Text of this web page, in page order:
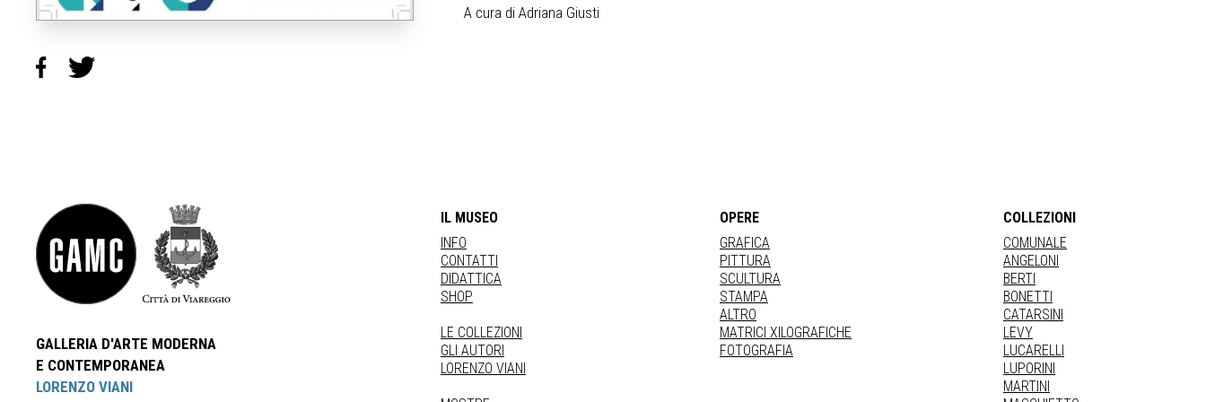
A cura di Adriana Giusti
GALLERIA D'ARTE MODERNA
E CONTEMPORANEA
LORENZO VIANI
IL MUSEO
INFO
CONTATTI
DIDATTICA
SHOP
LE COLLEZIONI
GLI AUTORI
LORENZO VIANI
OPERE
GRAFICA
PITTURA
SCULTURA
STAMPA
ALTRO
MATRICI XILOGRAFICHE
FOTOGRAFIA
COLLEZIONI
COMUNALE
ANGELONI
BERTI
BONETTI
CATARSINI
LEVY
LUCARELLI
LUPORINI
MARTINI